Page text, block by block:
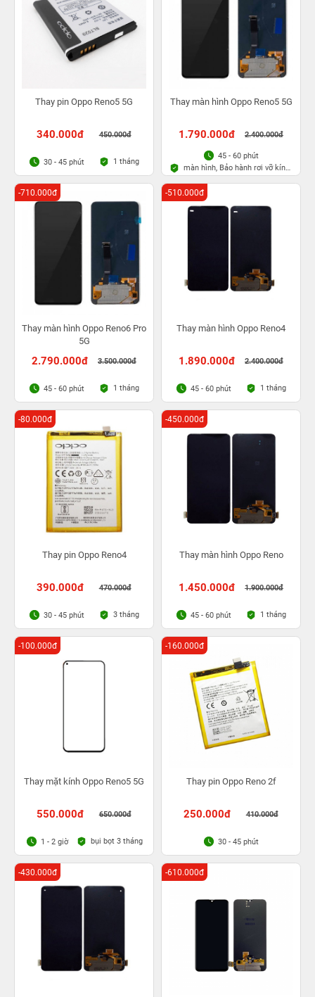
Thay pin Oppo Reno5 5G
340.000đ 450.000đ
30 - 45 phút 1 tháng
Thay màn hình Oppo Reno5 5G
1.790.000đ 2.400.000đ
45 - 60 phút
màn hình, Bảo hành rơi vỡ kính
1 lần trong 3 tháng
Thay màn hình Oppo Reno6 Pro
5G
2.790.000đ 3.500.000đ
-710.000đ
45 - 60 phút 1 tháng
Thay màn hình Oppo Reno4
1.890.000đ 2.400.000đ
-510.000đ
45 - 60 phút 1 tháng
Thay pin Oppo Reno4
390.000đ 470.000đ
-80.000đ
30 - 45 phút 3 tháng
Thay màn hình Oppo Reno
1.450.000đ 1.900.000đ
-450.000đ
45 - 60 phút 1 tháng
Thay mặt kính Oppo Reno5 5G
550.000đ 650.000đ
-100.000đ
1 - 2 giờ bụi bọt 3 tháng
Thay pin Oppo Reno 2f
250.000đ 410.000đ
-160.000đ
30 - 45 phút
-430.000đ -610.000đ